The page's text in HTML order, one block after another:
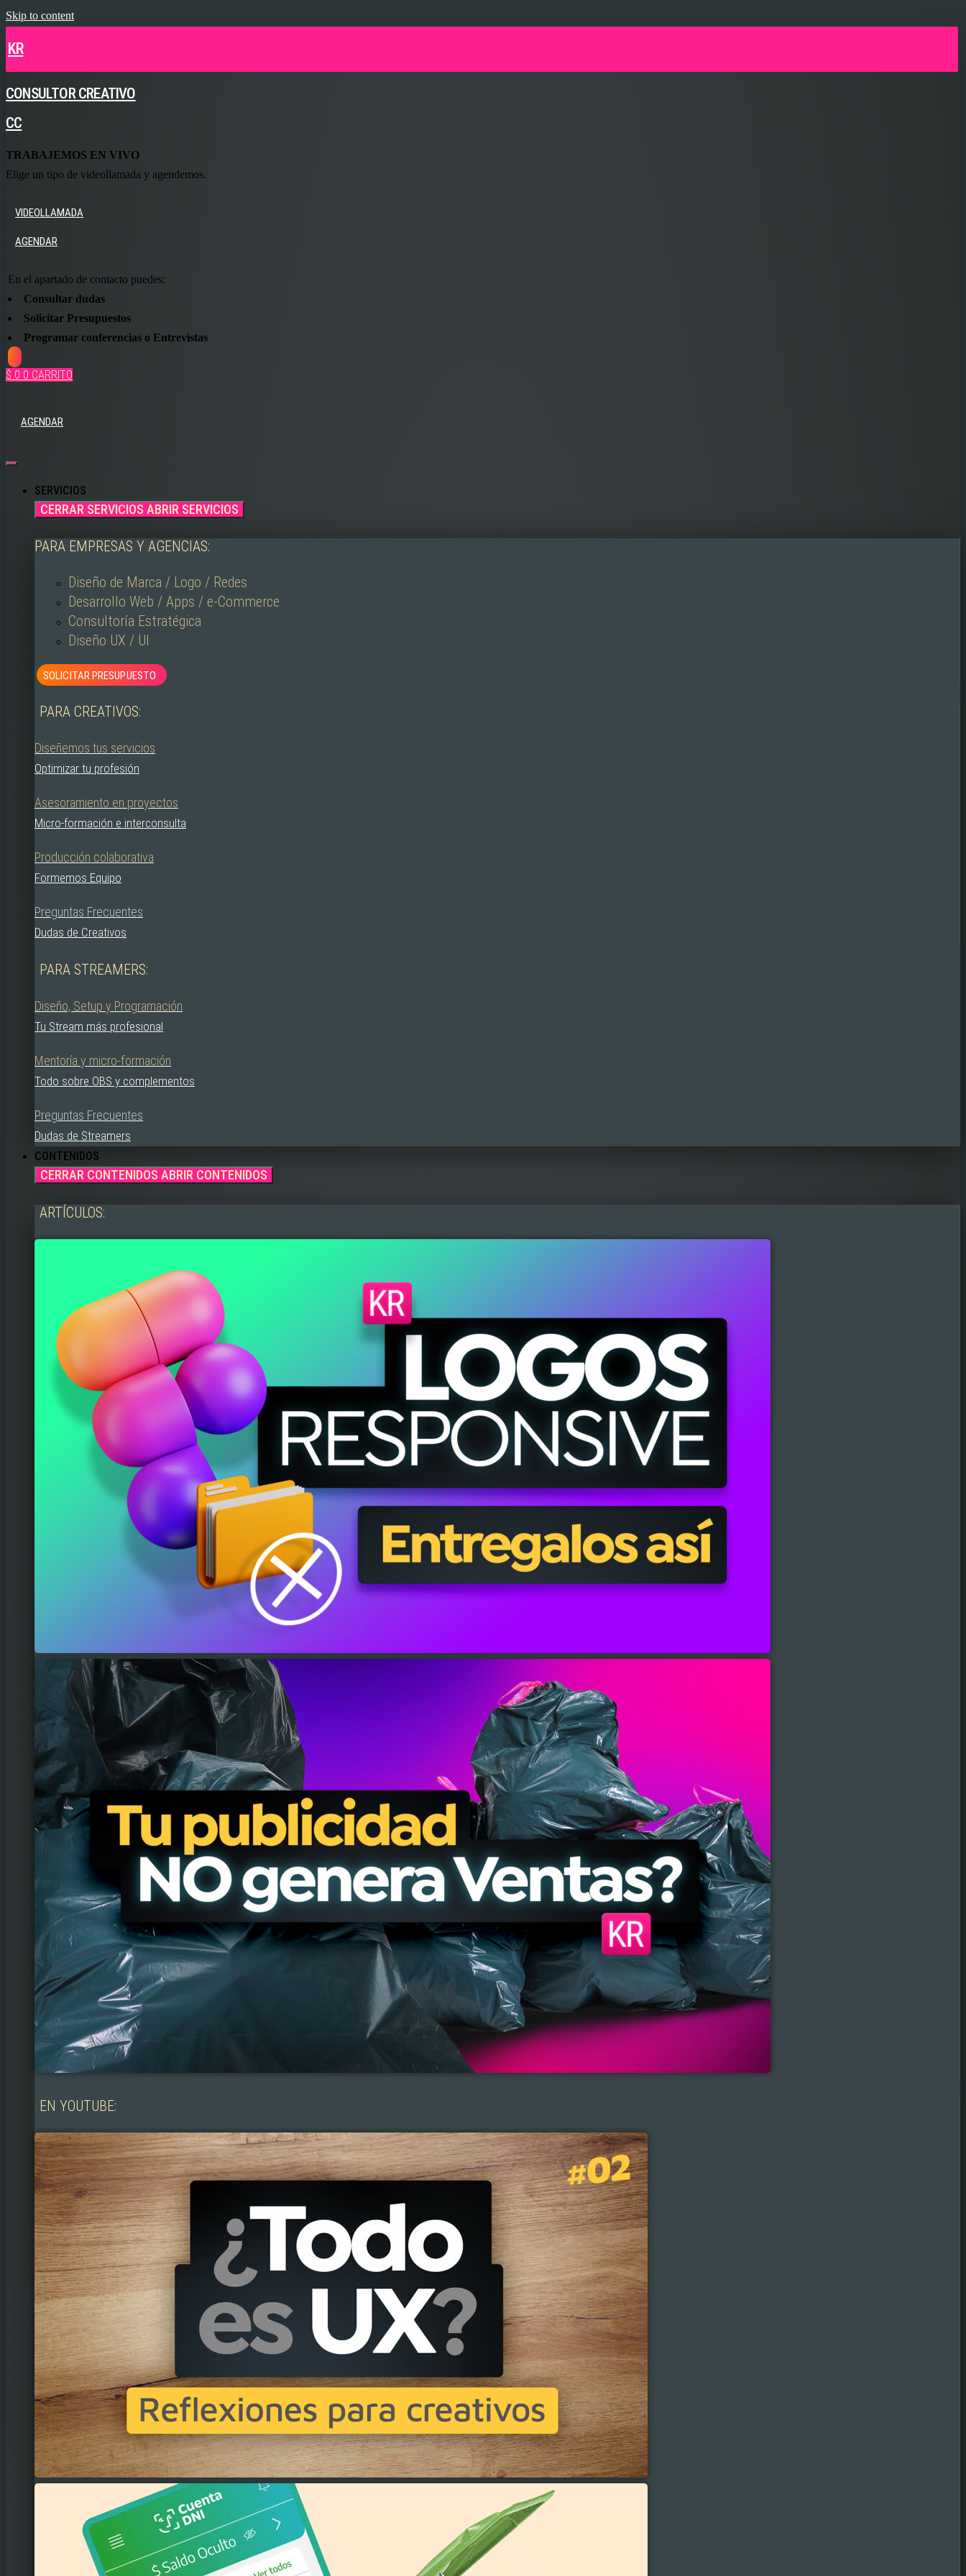
Skip to content
KR
CONSULTOR CREATIVO
CC
TRABAJEMOS EN VIVO
Elige un tipo de videollamada y agendemos.
VIDEOLLAMADA
AGENDAR
En el apartado de contacto puedes:
Consultar dudas
Solicitar Presupuestos
Programar conferencias o Entrevistas
$ 0 0 CARRITO
AGENDAR
SERVICIOS
CERRAR SERVICIOS ABRIR SERVICIOS
PARA EMPRESAS Y AGENCIAS:
Diseño de Marca / Logo / Redes
Desarrollo Web / Apps / e-Commerce
Consultoría Estratégica
Diseño UX / UI
SOLICITAR PRESUPUESTO
PARA CREATIVOS:
Diseñemos tus servicios
Optimizar tu profesión
Asesoramiento en proyectos
Micro-formación e interconsulta
Producción colaborativa
Formemos Equipo
Preguntas Frecuentes
Dudas de Creativos
PARA STREAMERS:
Diseño, Setup y Programación
Tu Stream más profesional
Mentoría y micro-formación
Todo sobre OBS y complementos
Preguntas Frecuentes
Dudas de Streamers
CONTENIDOS
CERRAR CONTENIDOS ABRIR CONTENIDOS
ARTÍCULOS:
EN YOUTUBE: